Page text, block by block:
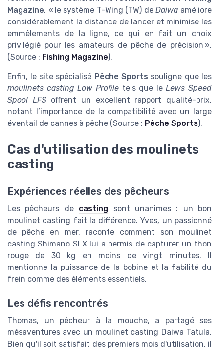
Magazine, « le système T-Wing (TW) deDaiwa améliore
considérablement la distance de lancer et minimise les
emmêlements de la ligne, ce qui en fait un choix
privilégié pour les amateurs de pêche de précision ».
(Source : Fishing Magazine).
Enfin, le site spécialisé Pêche Sports souligne que les
moulinets casting Low Profiletels que leLews Speed
Spool LFSoffrent un excellent rapport qualité-prix,
notant l’importance de la compatibilité avec un large
éventail de cannes à pêche (Source : Pêche Sports).
Cas d'utilisation des moulinets
casting
Expériences réelles des pêcheurs
Les pêcheurs de casting sont unanimes : un bon
moulinet casting fait la différence. Yves, un passionné
de pêche en mer, raconte comment son moulinet
casting Shimano SLX lui a permis de capturer un thon
rouge de 30 kg en moins de vingt minutes. Il
mentionne la puissance de la bobine et la fiabilité du
frein comme des éléments essentiels.
Les défis rencontrés
Thomas, un pêcheur à la mouche, a partagé ses
mésaventures avec un moulinet casting Daiwa Tatula.
Bien qu'il soit satisfait des premiers mois d'utilisation, il